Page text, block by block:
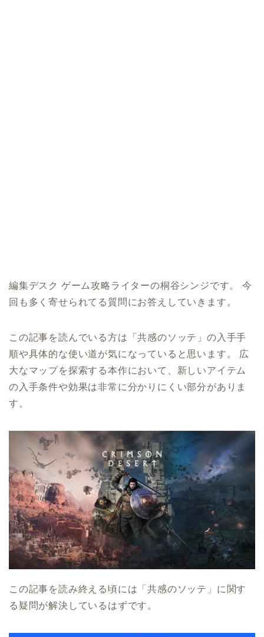
編集デスク ゲーム攻略ライターの桐谷シンジです。 今
回も多く寄せられてる質問にお答えしていきます。
この記事を読んでいる方は「共感のソッテ」の入手手
順や具体的な使い道が気になっていると思います。 広
大なマップを探索する本作において、新しいアイテム
の入手条件や効果は非常に分かりにくい部分がありま
す。
この記事を読み終える頃には「共感のソッテ」に関す
る疑問が解決しているはずです。